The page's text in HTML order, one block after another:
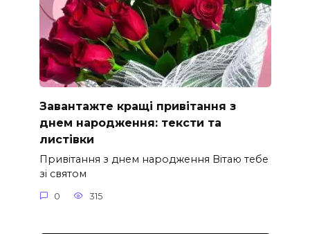
Завантажте кращі привітання з
днем народження: тексти та
листівки
Привітання з днем народження Вітаю тебе
зі святом
0 315